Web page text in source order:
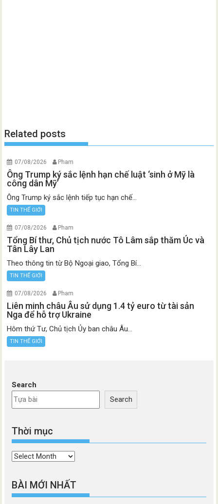
Related posts
07/08/2026 Pham
Ông Trump ký sắc lệnh hạn chế luật ‘sinh ở Mỹ là
công dân Mỹ’
Ông Trump ký sắc lệnh tiếp tục hạn chế...
TIN THẾ GIỚI
07/08/2026 Pham
Tổng Bí thư, Chủ tịch nước Tô Lâm sắp thăm Úc và
Tân Lây Lan
Theo thông tin từ Bộ Ngoại giao, Tổng Bí...
TIN THẾ GIỚI
07/08/2026 Pham
Liên minh châu Âu sử dụng 1.4 tỷ euro từ tài sản
Nga để hỗ trợ Ukraine
Hôm thứ Tư, Chủ tịch Ủy ban châu Âu...
TIN THẾ GIỚI
Search
Search
Thời mục
Thời
BÀI MỚI NHẤT